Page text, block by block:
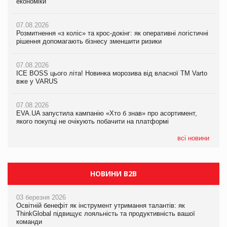
07.08.2026
Розмитнення «з коліс» та крос-докінг: як оперативні логістичні
рішення допомагають бізнесу зменшити ризики
07.08.2026
ICE BOSS цього літа! Новинка морозива від власної ТМ Varto
вже у VARUS
07.08.2026
EVA.UA запустила кампанію «Хто б знав» про асортимент,
якого покупці не очікують побачити на платформі
всі новини
07.08.2026
EVA.UA запустила кампанію «Хто б знав» про асортимент,
06.08.2026
Смачна новинка для хвостатих: у VARUS з’явилися паучі
05.08.2026
Мережа супермаркетів VARUS купує мережу магазинів
07.08.2026
Kraft Heinz скоротила збиток у першому півріччі
Продажі Hugo Boss впали на 9%
НОВИНИ B2B
03 березня 2026
Освітній бенефіт як інструмент утримання талантів: як
ThinkGlobal підвищує лояльність та продуктивність вашої
команди